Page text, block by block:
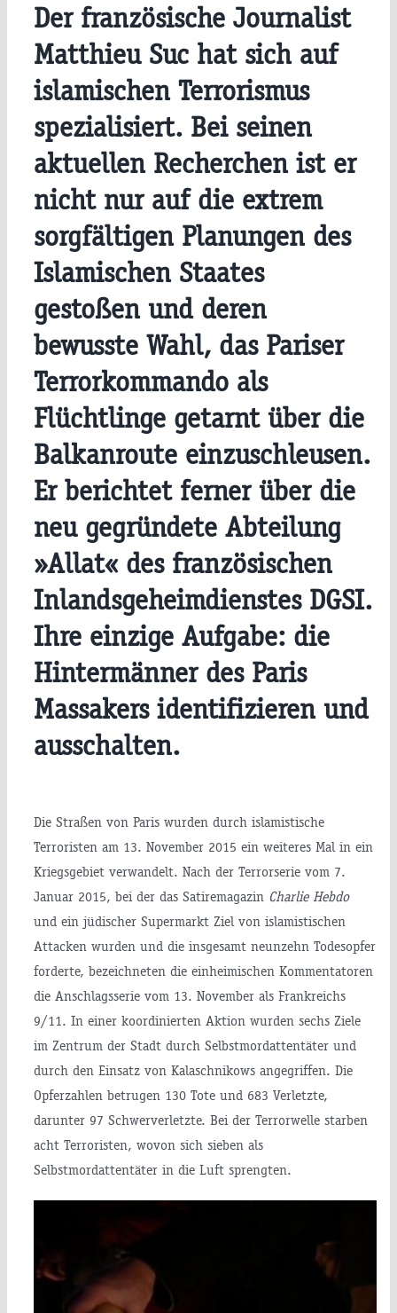
Der französische Journalist
Matthieu Suc hat sich auf
islamischen Terrorismus
spezialisiert. Bei seinen
aktuellen Recherchen ist er
nicht nur auf die extrem
sorgfältigen Planungen des
Islamischen Staates
gestoßen und deren
bewusste Wahl, das Pariser
Terrorkommando als
Flüchtlinge getarnt über die
Balkanroute einzuschleusen.
Er berichtet ferner über die
neu gegründete Abteilung
»Allat« des französischen
Inlandsgeheimdienstes DGSI.
Ihre einzige Aufgabe: die
Hintermänner des Paris
Massakers identifizieren und
ausschalten.
Die Straßen von Paris wurden durch islamistische
Terroristen am 13. November 2015 ein weiteres Mal in ein
Kriegsgebiet verwandelt. Nach der Terrorserie vom 7.
Januar 2015, bei der das Satiremagazin Charlie Hebdo
und ein jüdischer Supermarkt Ziel von islamistischen
Attacken wurden und die insgesamt neunzehn Todesopfer
forderte, bezeichneten die einheimischen Kommentatoren
die Anschlagsserie vom 13. November als Frankreichs
9/11. In einer koordinierten Aktion wurden sechs Ziele
im Zentrum der Stadt durch Selbstmordattentäter und
durch den Einsatz von Kalaschnikows angegriffen. Die
Opferzahlen betrugen 130 Tote und 683 Verletzte,
darunter 97 Schwerverletzte. Bei der Terrorwelle starben
acht Terroristen, wovon sich sieben als
Selbstmordattentäter in die Luft sprengten.